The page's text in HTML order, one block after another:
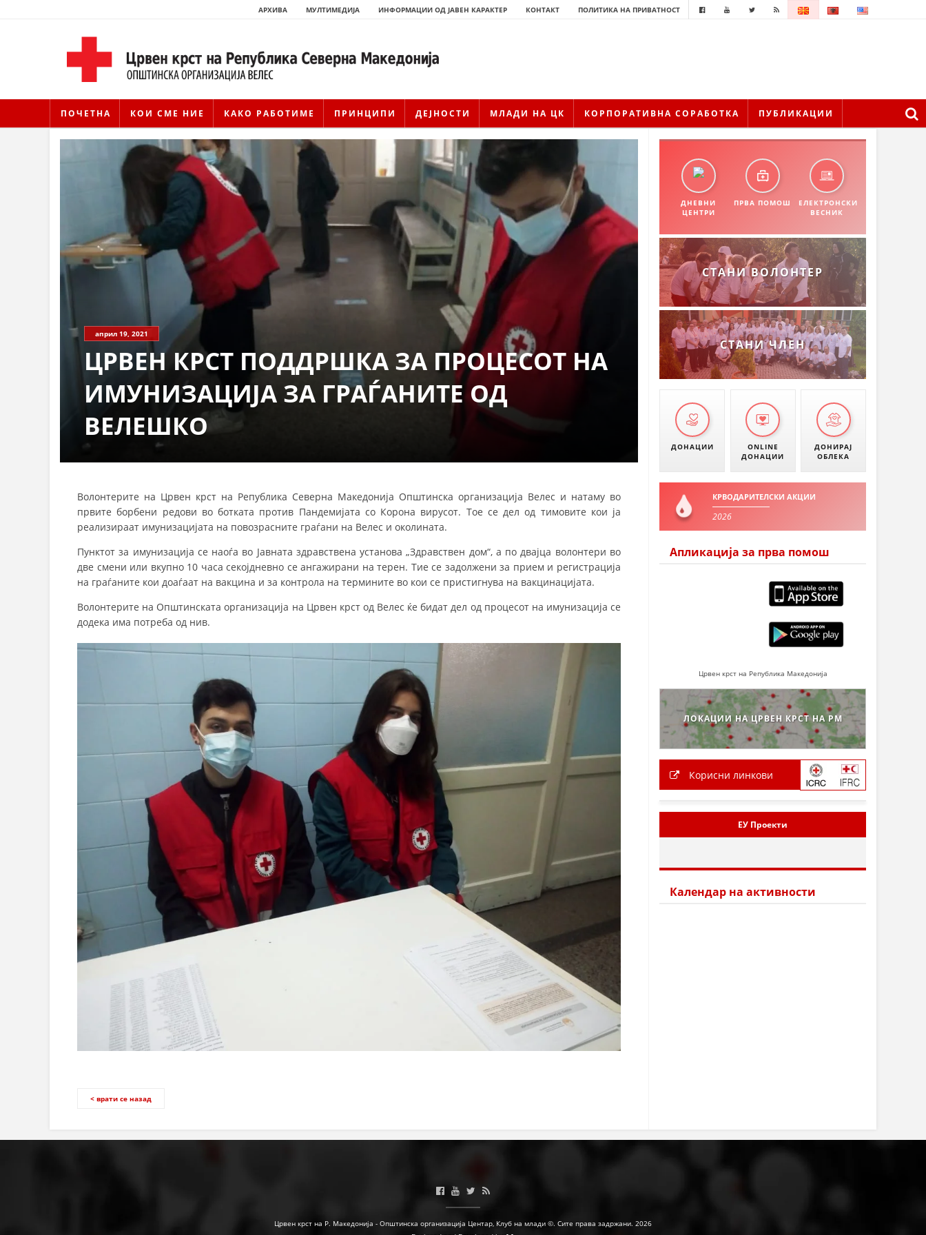
АРХИВА МУЛТИМЕДИЈА ИНФОРМАЦИИ ОД ЈАВЕН КАРАКТЕР КОНТАКТ ПОЛИТИКА НА ПРИВАТНОСТ
ПОЧЕТНА КОИ СМЕ НИЕ КАКО РАБОТИМЕ ПРИНЦИПИ ДЕЈНОСТИ МЛАДИ НА ЦК КОРПОРАТИВНА СОРАБОТКА ПУБЛИКАЦИИ
ИСТОРИЈАТ НА ЦКРМ
ИСТОРИЈАТ НА ДВИЖЕЊЕТО
СТРУКТУРА НА ОРГАНИЗАЦИЈАТА
КОНТАКТ ИНФОРМАЦИИ
ЧЛЕНСТВО ВО ПРОФЕСИОНАЛНИ ТЕЛА
ОРГАНИЗАЦИЈА И РАЗВОЈ
РАКОВОДЕН ОДБОР
СОБРАНИЕ
СТРУКТУРА И ОРГАНИЗАЦИОНА ПОСТАВЕНОСТ
MЕЃУНАРОДНО ХУМАНИТАРНО ПРАВО
ПРОМОЦИЈА НА ХУМАНИ ВРЕДНОСТИ
УПОТРЕБА И ЗАШТИТА НА АМБЛЕМОТ
СОЦИЈАЛНО ХУМАНИТАРНА ДЕЈНОСТ
КАКО ДА ДОНИРАТЕ
ПОДГОТВЕНОСТ И ДЕЈСТВО ПРИ КАТАСТРОФИ
СПАСИТЕЛНА СТАНИЦА ВОДНО
ПРОЕКТИ – ПОДГОТВЕНОСТ И ДЕЈСТВУВАЊЕ ПРИ КАТАСТРОФИ
ОДНОСИ СО ЈАВНОСТ
ИСТРАЖУВАЊЕ НА ЈАВНО МИСЛЕЊЕ
МЕЃУНАРОДНА СОРАБОТКА
ДОГОВОРИ
ЗНАЧЕЊЕ НА СЛУЖБАТА ЗА БАРАЊЕ
ЗДРАВСТВЕНО ПРЕВЕНТИВНА ДЕЈНОСТ
април 19, 2021
ЦРВЕН КРСТ ПОДДРШКА ЗА ПРОЦЕСОТ НА
ИМУНИЗАЦИЈА ЗА ГРАЃАНИТЕ ОД
ВЕЛЕШКО
Волонтерите на Црвен крст на Република Северна Македонија Општинска организација Велес и натаму во
првите борбени редови во ботката против Пандемијата со Корона вирусот. Тое се дел од тимовите кои ја
реализираат имунизацијата на повозрасните граѓани на Велес и околината.
Пунктот за имунизација се наоѓа во Јавната здравствена установа „Здравствен дом“, а по двајца волонтери во
две смени или вкупно 10 часа секојдневно се ангажирани на терен. Тие се задолжени за прием и регистрација
на граѓаните кои доаѓаат на вакцина и за контрола на термините во кои се пристигнува на вакцинацијата.
Волонтерите на Општинската организација на Црвен крст од Велес ќе бидат дел од процесот на имунизација се
додека има потреба од нив.
< врати се назад
ДНЕВНИ
ЦЕНТРИ
ПРВА ПОМОШ
ЕЛЕКТРОНСКИ
ВЕСНИК
СТАНИ ВОЛОНТЕР
СТАНИ ЧЛЕН
ДОНАЦИИ
ONLINE
ДОНАЦИИ
ДОНИРАЈ
ОБЛЕКА
КРВОДАРИТЕЛСКИ АКЦИИ
2026
Апликација за прва помош
Црвен крст на Република Македонија
ЛОКАЦИИ НА ЦРВЕН КРСТ НА РМ
Корисни линкови
ЕУ Проекти
Календар на активности
Црвен крст на Р. Македонија - Општинска организација Центар, Клуб на млади ©. Сите права задржани. 2026